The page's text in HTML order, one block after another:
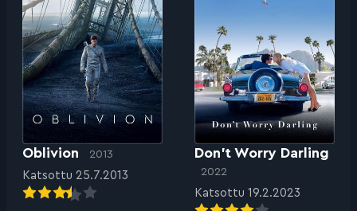
Oblivion 2013
Katsottu 25.7.2013
Don’t Worry Darling
2022
Katsottu 19.2.2023